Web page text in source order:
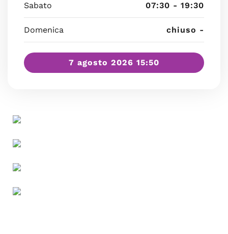
Sabato 07:30 - 19:30
Domenica chiuso -
7 agosto 2026 15:50